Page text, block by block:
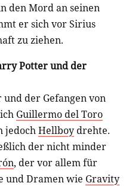
den Mord an seinen
er sich vor Sirius
zu ziehen.
Potter und der
der Gefangen von
Guillermo del Toro
jedochHellboy drehte.
der nicht minder
, der vor allem für
und Dramen wie Gravity